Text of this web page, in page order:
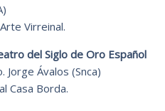
Virreinal.
del Siglo de Oro Español
Ávalos (Snca)
Casa Borda.